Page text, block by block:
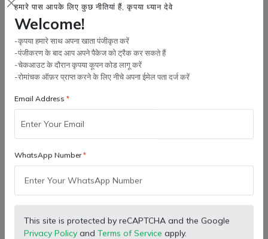
हमारे पास आपके लिए कुछ नीतियां हैं, कृपया ध्यान देवे
Welcome!
-कृपया हमारे साथ अपना खाता पंजीकृत करें
-पंजीकरण के बाद आप अपने पैकेज को ट्रैक कर सकते हैं
-चेकआउट के दौरान कृपया कूपन कोड लागू करें
-रोमांचक ऑफ़र प्राप्त करने के लिए नीचे अपना ईमेल पता दर्ज करें
Email Address
WhatsApp Number
This site is protected by reCAPTCHA and the Google
Privacy Policy and Terms of Service apply.
SB Marketing Retailer
6204 बेयरिंग साइज (रीइनफोर्स
(0)
साथ
(0)